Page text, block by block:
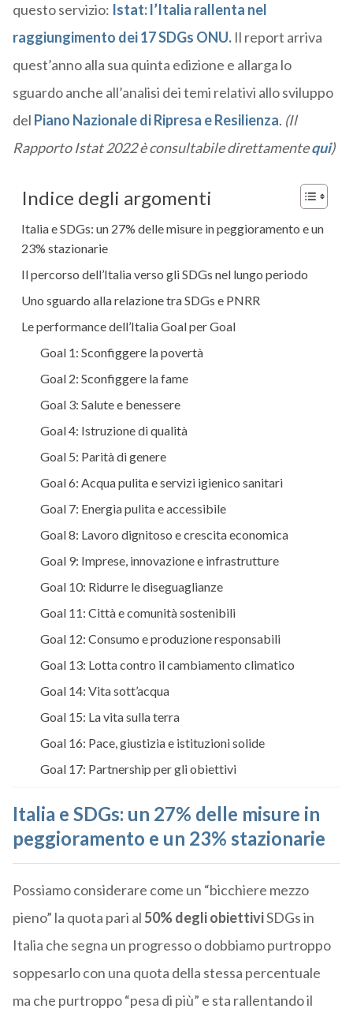
questo servizio: Istat: l’Italia rallenta nel
raggiungimento dei 17 SDGs ONU.Il report arriva
quest’anno alla sua quinta edizione e allarga lo
sguardo anche all’analisi dei temi relativi allo sviluppo
del Piano Nazionale di Ripresa e Resilienza. (Il
Rapporto Istat 2022 è consultabile direttamentequi)
Indice degli argomenti
Italia e SDGs: un 27% delle misure in peggioramento e un
23% stazionarie
Il percorso dell’Italia verso gli SDGs nel lungo periodo
Uno sguardo alla relazione tra SDGs e PNRR
Le performance dell’Italia Goal per Goal
Goal 1: Sconfiggere la povertà
Goal 2: Sconfiggere la fame
Goal 3: Salute e benessere
Goal 4: Istruzione di qualità
Goal 5: Parità di genere
Goal 6: Acqua pulita e servizi igienico sanitari
Goal 7: Energia pulita e accessibile
Goal 8: Lavoro dignitoso e crescita economica
Goal 9: Imprese, innovazione e infrastrutture
Goal 10: Ridurre le diseguaglianze
Goal 11: Città e comunità sostenibili
Goal 12: Consumo e produzione responsabili
Goal 13: Lotta contro il cambiamento climatico
Goal 14: Vita sott’acqua
Goal 15: La vita sulla terra
Goal 16: Pace, giustizia e istituzioni solide
Goal 17: Partnership per gli obiettivi
Italia e SDGs: un 27% delle misure in
peggioramento e un 23% stazionarie
Possiamo considerare come un “bicchiere mezzo
pieno” la quota pari al50% degli obiettiviSDGs in
Italia che segna un progresso o dobbiamo purtroppo
soppesarlo con una quota della stessa percentuale
ma che purtroppo “pesa di più” e sta rallentando il